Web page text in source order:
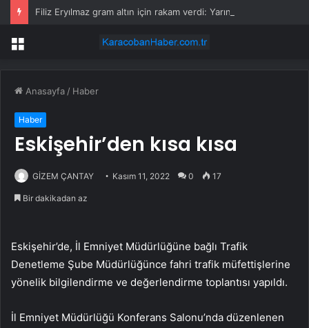
Menü
Anasayfa / Haber
Haber
Eskişehir’den kısa kısa
GİZEM ÇANTAY Kasım 11, 2022 0 17
Bir dakikadan az
Eskişehir’de, İl Emniyet Müdürlüğüne bağlı Trafik
Denetleme Şube Müdürlüğünce fahri trafik müfettişlerine
yönelik bilgilendirme ve değerlendirme toplantısı yapıldı.
İl Emniyet Müdürlüğü Konferans Salonu’nda düzenlenen